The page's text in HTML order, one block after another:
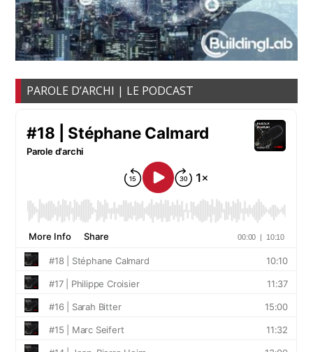
PAROLE D’ARCHI | LE PODCAST